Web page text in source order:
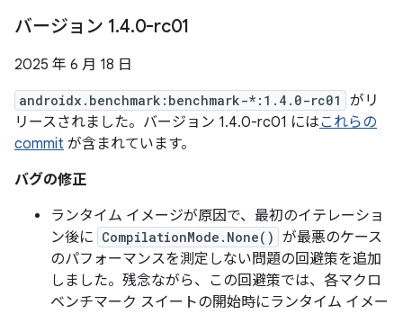
バージョン 1.4.0-rc01
2025 年 6 月 18 日
androidx.benchmark:benchmark-*:1.4.0-rc01
がリ
リースされました。バージョン 1.4.0-rc01 にはこれらの
commit が含まれています。
バグの修正
ランタイム イメージが原因で、最初のイテレーショ
ン後に CompilationMode.None() が最悪のケース
のパフォーマンスを測定しない問題の回避策を追加
しました。残念ながら、この回避策では、各マクロ
ベンチマーク スイートの開始時にランタイム イメー